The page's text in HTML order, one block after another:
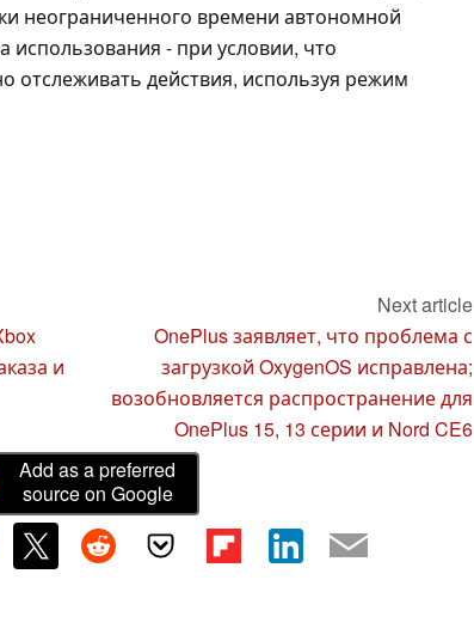
неограниченного времени автономной
- при условии, что
отслеживать действия, используя режим
и
Next article
OnePlus заявляет, что проблема с
загрузкой OxygenOS исправлена;
возобновляется распространение для
OnePlus 15, 13 серии и Nord CE6
Add as a preferred
source on Google